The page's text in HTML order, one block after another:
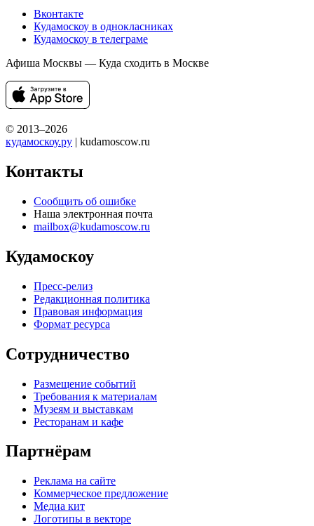
Вконтакте
Кудамоскоу в однокласниках
Кудамоскоу в телеграме
Афиша Москвы — Куда сходить в Москве
© 2013–2026
кудамоскоу.ру | kudamoscow.ru
Контакты
Сообщить об ошибке
Наша электронная почта
mailbox@kudamoscow.ru
Кудамоскоу
Пресс-релиз
Редакционная политика
Правовая информация
Формат ресурса
Сотрудничество
Размещение событий
Требования к материалам
Музеям и выставкам
Ресторанам и кафе
Партнёрам
Реклама на сайте
Коммерческое предложение
Медиа кит
Логотипы в векторе